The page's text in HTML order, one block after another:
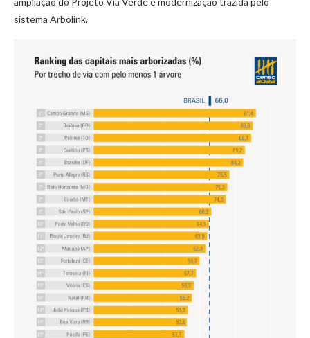
sistema Arbolink.